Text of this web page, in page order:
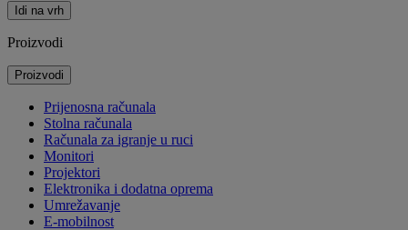
Idi na vrh
Proizvodi
Proizvodi
Prijenosna računala
Stolna računala
Računala za igranje u ruci
Monitori
Projektori
Elektronika i dodatna oprema
Umrežavanje
E-mobilnost